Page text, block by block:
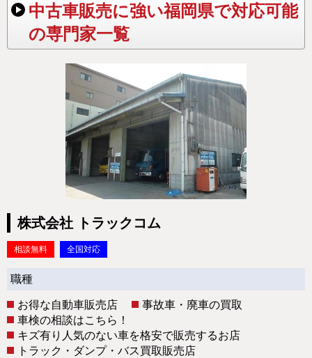
中古車販売に強い福岡県で対応可能
の専門家一覧
株式会社 トラックコム
相談無料 全国対応
職種
お得な自動車販売店
事故車・廃車の買取
車検の相談はこちら！
キズ有り人気のない車を格安で販売するお店
トラック・ダンプ・バス買取販売店